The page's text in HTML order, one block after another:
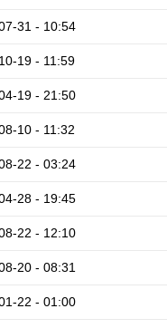
31 - 10:54
19 - 11:59
19 - 21:50
10 - 11:32
22 - 03:24
28 - 19:45
22 - 12:10
20 - 08:31
22 - 01:00